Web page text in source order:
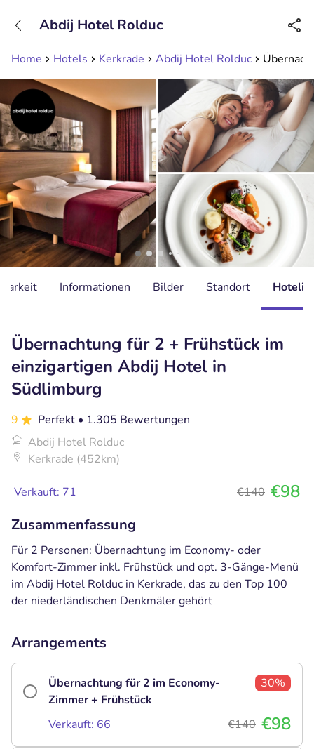
Erreichbar bis 23:00 Uhr (max 0,09€/Min)
Home Hotels Kerkrade Abdij Hotel Rolduc
Abdij Hotel Rolduc
Informationen Bilder Standort
Übernachtung für 2 + Frühstück im
einzigartigen Abdij Hotel in
Südlimburg
9 Perfekt • 1.305 Bewertungen
Abdij Hotel Rolduc
Kerkrade (452km)
Verkauft: 71 €140 €98
Zusammenfassung
Für 2 Personen: Übernachtung im Economy- oder
Komfort-Zimmer inkl. Frühstück und opt. 3-Gänge-Menü
im Abdij Hotel Rolduc in Kerkrade, das zu den Top 100
der niederländischen Denkmäler gehört
Arrangements
Übernachtung für 2 im Economy-
Zimmer + Frühstück
30%
Verkauft: 66 €140 €98